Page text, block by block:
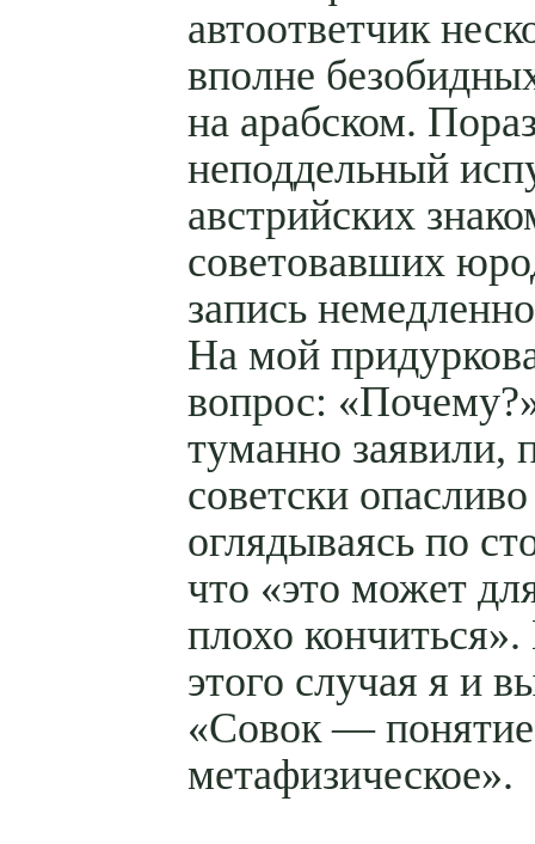
автоответчик
вполне
на арабском.
неподдельный
австрийских
советовавших
запись
На мой
вопрос:
туманно заявили,
советски опасливо
оглядываясь по
что «это может
плохо
этого случая я и
«Совок — понятие
метафизическое».